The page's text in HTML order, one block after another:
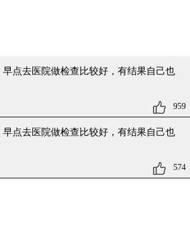
早点去医院做检查比较好，有结果自己也
959
早点去医院做检查比较好，有结果自己也
574